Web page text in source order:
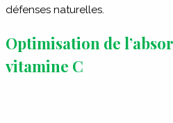
défenses naturelles.
Optimisation de
vitamine C